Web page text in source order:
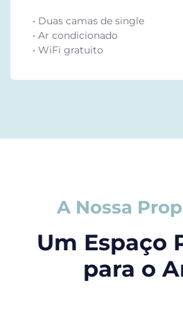
• Duas camas de single
• Ar condicionado
• WiFi gratuito
A Nossa
Um Espaço
para o